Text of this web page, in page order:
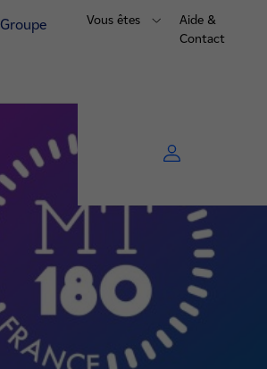
Groupe Vous êtes
Aide &
Contact